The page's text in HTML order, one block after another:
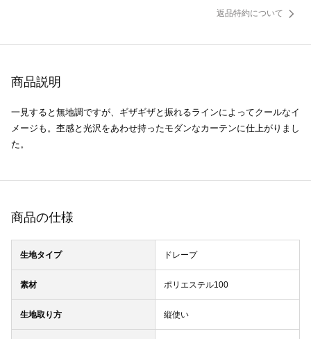
返品特約について
商品説明
一見すると無地調ですが、ギザギザと振れるラインによってクールなイ
メージも。杢感と光沢をあわせ持ったモダンなカーテンに仕上がりまし
た。
商品の仕様
生地タイプ ドレープ
素材 ポリエステル100
生地取り方 縦使い